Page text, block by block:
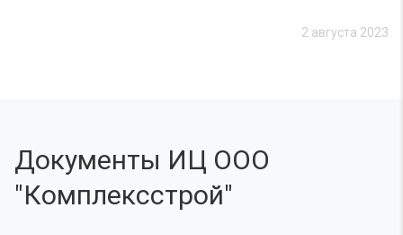
2 августа 2023
Документы ИЦ ООО
"Комплексстрой"